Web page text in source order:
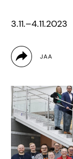
3.11.–4.11.2023